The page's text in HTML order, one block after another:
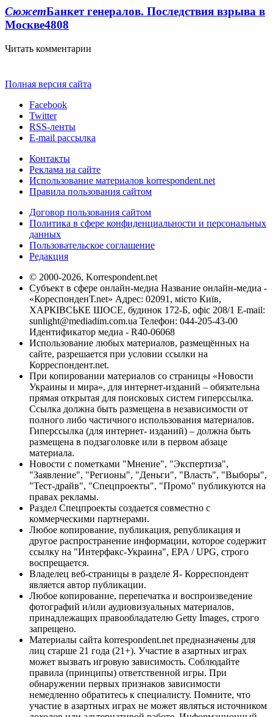
СюжетБанкет генералов. Последствия взрыва в
Москве4808
Читать комментарии
Полная версия сайта
Facebook
Twitter
RSS-ленты
E-mail рассылка
Контакты
Реклама на сайте
Использование материалов korrespondent.net
Правила пользования сайтом
Договор пользования сайтом
Политика в сфере конфиденциальности и персональных
данных
Пользовательское соглашение
Редакция
© 2000-2026, Korrespondent.net
Субъект в сфере онлайн-медиа Название онлайн-медиа -
«КореспонденТ.net» Адрес: 02091, місто Київ,
ХАРКІВСЬКЕ ШОСЕ, будинок 172-Б, офіс 208/1 E-mail:
sunlight@mediadim.com.ua Телефон: 044-205-43-00
Идентификатор медиа - R40-06068
Использование любых материалов, размещённых на
сайте, разрешается при условии ссылки на
Корреспондент.net.
При копировании материалов со страницы «Новости
Украины и мира», для интернет-изданий – обязательна
прямая открытая для поисковых систем гиперссылка.
Ссылка должна быть размещена в независимости от
полного либо частичного использования материалов.
Гиперссылка (для интернет- изданий) – должна быть
размещена в подзаголовке или в первом абзаце
материала.
Новости с пометками "Мнение", "Экспертиза",
"Заявление", "Регионы", "Деньги", "Власть", "Выборы",
"Тест-драйв", "Спецпроекты", "Промо" публикуются на
правах рекламы.
Раздел Спецпроекты создается совместно с
коммерческими партнерами.
Любое копирование, публикация, републикация и
другое распространение информации, которое содержит
ссылку на "Интерфакс-Украина", EPA / UPG, строго
воспрещается.
Владелец веб-страницы в разделе Я- Корреспондент
является автор публикации.
Любое копирование, перепечатка и воспроизведение
фотографий и/или аудиовизуальных материалов,
принадлежащих правообладателю Getty Images, строго
запрещено.
Материалы сайта korrespondent.net предназначены для
лиц старше 21 года (21+). Участие в азартных играх
может вызвать игровую зависимость. Соблюдайте
правила (принципы) ответственной игры. При
обнаружении первых признаков зависимости
немедленно обратитесь к специалисту. Помните, что
участие в азартных играх не может являться источником